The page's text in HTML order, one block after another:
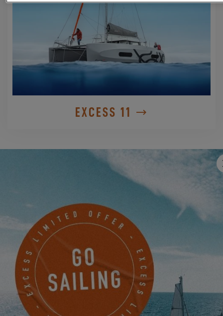
EXCESS 11
MACHEN SIE JETZT EINEN TERMIN
PRIMUS MARINE YACHTS PTE. LTD.
THAÏLAND Phuket
20/158,20/159 Moo 2 Ko Kaeo, Mueang Phuket
Phuket, Thailand